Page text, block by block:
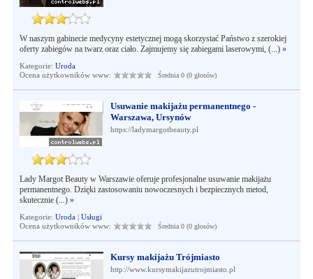
W naszym gabinecie medycyny estetycznej mogą skorzystać Państwo z szerokiej
oferty zabiegów na twarz oraz ciało. Zajmujemy się zabiegami laserowymi, (...) »
Kategorie: Uroda
Ocena użytkowników www:
Średnia 0 (0 głosów)
Usuwanie makijażu permanentnego -
Warszawa, Ursynów
https://ladymargotbeauty.pl
Lady Margot Beauty w Warszawie oferuje profesjonalne usuwanie makijażu
permanentnego. Dzięki zastosowaniu nowoczesnych i bezpiecznych metod,
skutecznie (...) »
Kategorie: Uroda| Usługi
Ocena użytkowników www:
Średnia 0 (0 głosów)
Kursy makijażu Trójmiasto
http://www.kursymakijazutrojmiasto.pl